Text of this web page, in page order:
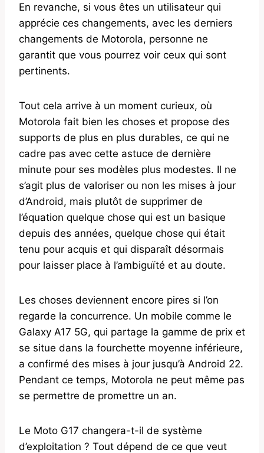
En revanche, si vous êtes un utilisateur qui
apprécie ces changements, avec les derniers
changements de Motorola, personne ne
garantit que vous pourrez voir ceux qui sont
pertinents.
Tout cela arrive à un moment curieux, où
Motorola fait bien les choses et propose des
supports de plus en plus durables, ce qui ne
cadre pas avec cette astuce de dernière
minute pour ses modèles plus modestes. Il ne
s’agit plus de valoriser ou non les mises à jour
d’Android, mais plutôt de supprimer de
l’équation quelque chose qui est un basique
depuis des années, quelque chose qui était
tenu pour acquis et qui disparaît désormais
pour laisser place à l’ambiguïté et au doute.
Les choses deviennent encore pires si l’on
regarde la concurrence. Un mobile comme le
Galaxy A17 5G, qui partage la gamme de prix et
se situe dans la fourchette moyenne inférieure,
a confirmé des mises à jour jusqu’à Android 22.
Pendant ce temps, Motorola ne peut même pas
se permettre de promettre un an.
Le Moto G17 changera-t-il de système
d’exploitation ? Tout dépend de ce que veut